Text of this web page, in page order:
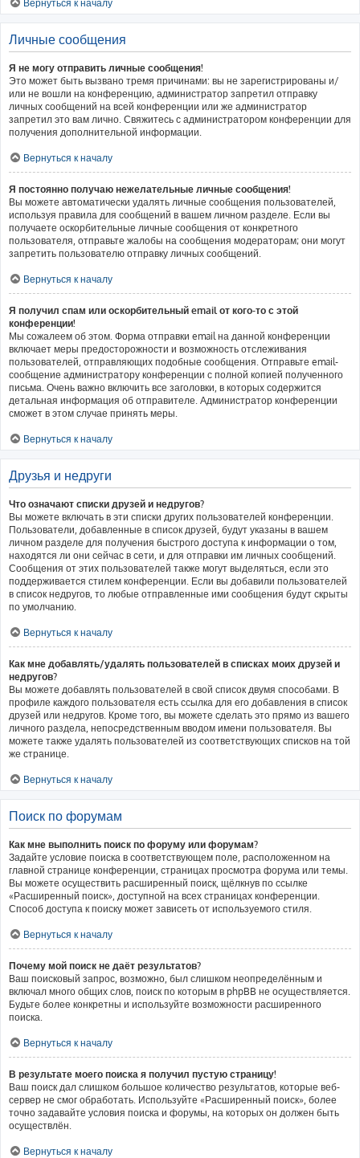
Вернуться к началу
Личные сообщения
Я не могу отправить личные сообщения!
Это может быть вызвано тремя причинами: вы не зарегистрированы и/
или не вошли на конференцию, администратор запретил отправку
личных сообщений на всей конференции или же администратор
запретил это вам лично. Свяжитесь с администратором конференции для
получения дополнительной информации.
Вернуться к началу
Я постоянно получаю нежелательные личные сообщения!
Вы можете автоматически удалять личные сообщения пользователей,
используя правила для сообщений в вашем личном разделе. Если вы
получаете оскорбительные личные сообщения от конкретного
пользователя, отправьте жалобы на сообщения модераторам; они могут
запретить пользователю отправку личных сообщений.
Вернуться к началу
Я получил спам или оскорбительный email от кого-то с этой
конференции!
Мы сожалеем об этом. Форма отправки email на данной конференции
включает меры предосторожности и возможность отслеживания
пользователей, отправляющих подобные сообщения. Отправьте email-
сообщение администратору конференции с полной копией полученного
письма. Очень важно включить все заголовки, в которых содержится
детальная информация об отправителе. Администратор конференции
сможет в этом случае принять меры.
Вернуться к началу
Друзья и недруги
Что означают списки друзей и недругов?
Вы можете включать в эти списки других пользователей конференции.
Пользователи, добавленные в список друзей, будут указаны в вашем
личном разделе для получения быстрого доступа к информации о том,
находятся ли они сейчас в сети, и для отправки им личных сообщений.
Сообщения от этих пользователей также могут выделяться, если это
поддерживается стилем конференции. Если вы добавили пользователей
в список недругов, то любые отправленные ими сообщения будут скрыты
по умолчанию.
Вернуться к началу
Как мне добавлять/удалять пользователей в списках моих друзей и
недругов?
Вы можете добавлять пользователей в свой список двумя способами. В
профиле каждого пользователя есть ссылка для его добавления в список
друзей или недругов. Кроме того, вы можете сделать это прямо из вашего
личного раздела, непосредственным вводом имени пользователя. Вы
можете также удалять пользователей из соответствующих списков на той
же странице.
Вернуться к началу
Поиск по форумам
Как мне выполнить поиск по форуму или форумам?
Задайте условие поиска в соответствующем поле, расположенном на
главной странице конференции, страницах просмотра форума или темы.
Вы можете осуществить расширенный поиск, щёлкнув по ссылке
«Расширенный поиск», доступной на всех страницах конференции.
Способ доступа к поиску может зависеть от используемого стиля.
Вернуться к началу
Почему мой поиск не даёт результатов?
Ваш поисковый запрос, возможно, был слишком неопределённым и
включал много общих слов, поиск по которым в phpBB не осуществляется.
Будьте более конкретны и используйте возможности расширенного
поиска.
Вернуться к началу
В результате моего поиска я получил пустую страницу!
Ваш поиск дал слишком большое количество результатов, которые веб-
сервер не смог обработать. Используйте «Расширенный поиск», более
точно задавайте условия поиска и форумы, на которых он должен быть
осуществлён.
Вернуться к началу